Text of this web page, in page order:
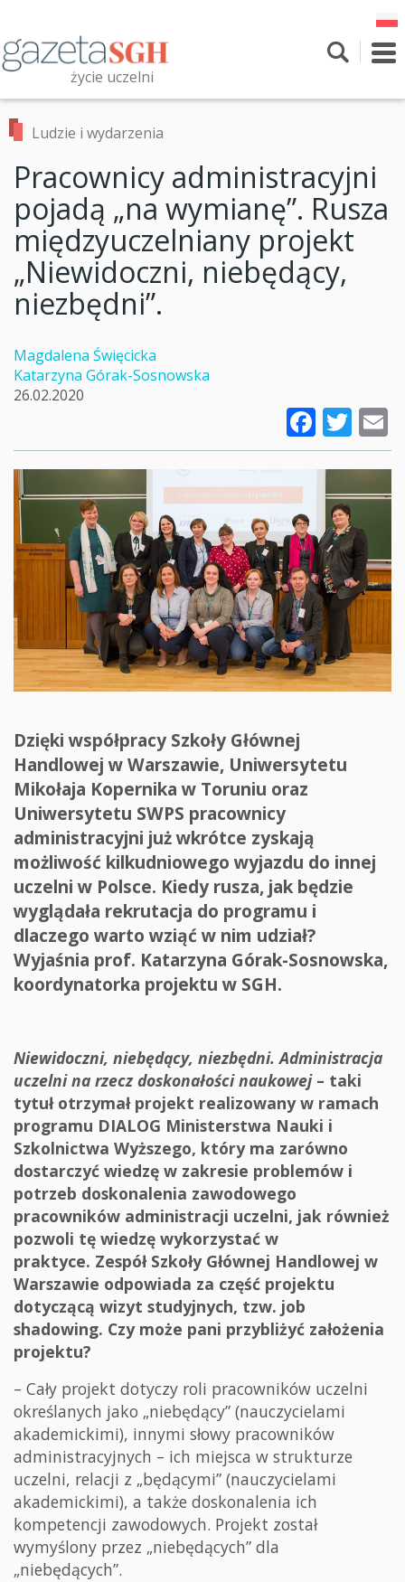
treści
życie uczelni
Przeszukaj witrynę
Ludzie i wydarzenia
Pracownicy administracyjni
pojadą „na wymianę”. Rusza
międzyuczelniany projekt
„Niewidoczni, niebędący,
niezbędni”.
Magdalena Święcicka
Katarzyna Górak-Sosnowska
26.02.2020
Dzięki współpracy Szkoły Głównej
Handlowej w Warszawie, Uniwersytetu
Mikołaja Kopernika w Toruniu oraz
Uniwersytetu SWPS pracownicy
administracyjni już wkrótce zyskają
możliwość kilkudniowego wyjazdu do innej
uczelni w Polsce. Kiedy rusza, jak będzie
wyglądała rekrutacja do programu i
dlaczego warto wziąć w nim udział?
Wyjaśnia prof. Katarzyna Górak-Sosnowska,
koordynatorka projektu w SGH.
Niewidoczni, niebędący, niezbędni. Administracja
uczelni na rzecz doskonałości naukowej– taki
tytuł otrzymał projekt realizowany w ramach
programu DIALOG Ministerstwa Nauki i
Szkolnictwa Wyższego, który ma zarówno
dostarczyć wiedzę w zakresie problemów i
potrzeb doskonalenia zawodowego
pracowników administracji uczelni, jak również
pozwoli tę wiedzę wykorzystać w
praktyce. Zespół Szkoły Głównej Handlowej w
Warszawie odpowiada za część projektu
dotyczącą wizyt studyjnych, tzw. job
shadowing. Czy może pani przybliżyć założenia
projektu?
– Cały projekt dotyczy roli pracowników uczelni
określanych jako „niebędący” (nauczycielami
akademickimi), innymi słowy pracowników
administracyjnych – ich miejsca w strukturze
uczelni, relacji z „będącymi” (nauczycielami
akademickimi), a także doskonalenia ich
kompetencji zawodowych. Projekt został
wymyślony przez „niebędących” dla
„niebędących”.